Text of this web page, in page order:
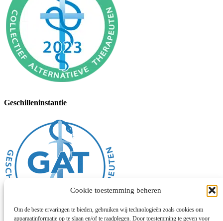
Cookie toestemming beheren
Om de beste ervaringen te bieden, gebruiken wij technologieën zoals cookies om
apparaatinformatie op te slaan en/of te raadplegen. Door toestemming te geven voor
Geschilleninstantie